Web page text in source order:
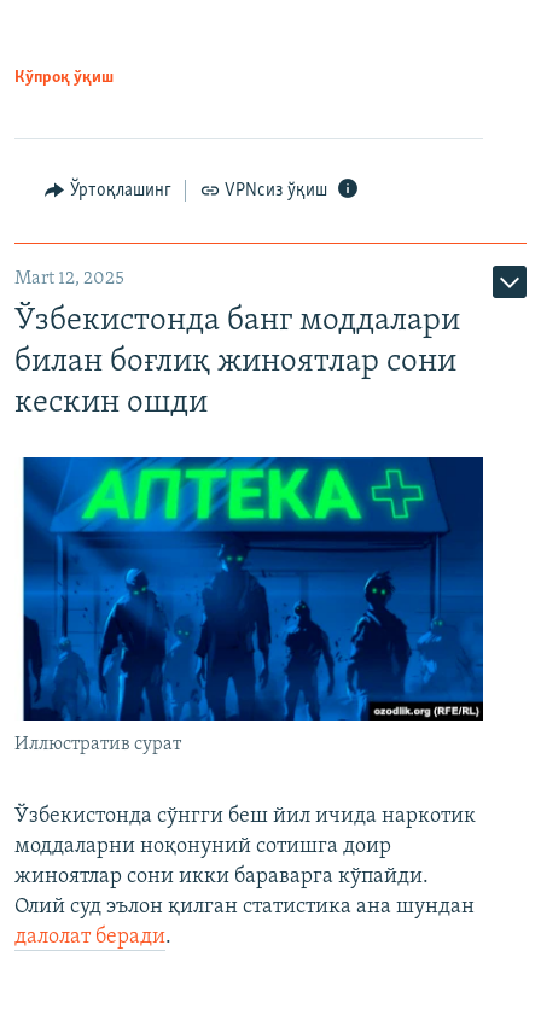
Кўпроқ ўқиш
Ўртоқлашинг VPNсиз ўқиш
Mart 12, 2025
Ўзбекистонда банг моддалари
билан боғлиқ жиноятлар сони
кескин ошди
Иллюстратив сурат
Ўзбекистонда сўнгги беш йил ичида наркотик
моддаларни ноқонуний сотишга доир
жиноятлар сони икки бараварга кўпайди.
Олий суд эълон қилган статистика ана шундан
далолат беради.